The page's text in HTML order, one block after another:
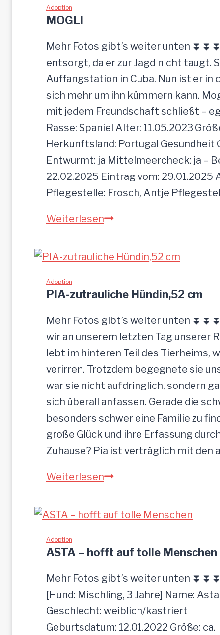
r
d
e
e
i
n
f
a
c
h
u
ü
g
e
l
a
s
s
e
n
Adoption
MOGLI
Mehr Fotos gibt’s weiter unten
entsorgt, da er zur Jagd nicht taugt.
Auffangstation in Cuba. Nun ist er in
sich mehr um ihn kümmern kann.
mit jedem Freundschaft schließt –
Rasse: Spaniel Alter: 11.05.2023
Herkunftsland: Portugal Gesundheit
Entwurmt: ja Mittelmeercheck: ja –
22.02.2025 Eintrag vom: 29.01.2025
Pflegestelle: Frosch, Antje
WeiterlesenM
G
Adoption
PIA-zutrauliche Hündin,52 cm
Mehr Fotos gibt’s weiter unten
wir an unserem letzten Tag unserer
lebt im hinteren Teil des Tierheims,
verirren. Trotzdem begegnete sie
war sie nicht aufdringlich, sondern
sich überall anfassen. Gerade die
besonders schwer eine Familie zu
große Glück und ihre Erfassung
Zuhause? Pia ist verträglich mit den
WeiterlesenP
u
t
r
a
u
Adoption
ASTA – hofft auf tolle Menschen
Mehr Fotos gibt’s weiter unten
[Hund: Mischling, 3 Jahre] Name: Asta
Geschlecht: weiblich/kastriert
Geburtsdatum: 12.01.2022 Größe: ca.